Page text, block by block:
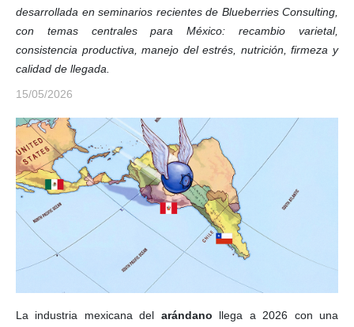
desarrollada en seminarios recientes de Blueberries Consulting,
con temas centrales para México: recambio varietal,
consistencia productiva, manejo del estrés, nutrición, firmeza y
calidad de llegada.
15/05/2026
La industria mexicana del arándano llega a 2026 con una